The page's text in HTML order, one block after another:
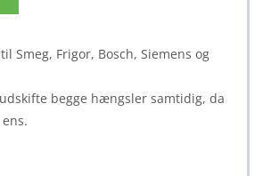
Smeg, Frigor, Bosch, Siemens og
begge hængsler samtidig, da